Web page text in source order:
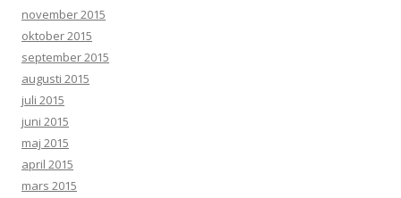
november 2015
oktober 2015
september 2015
augusti 2015
juli 2015
juni 2015
maj 2015
april 2015
mars 2015